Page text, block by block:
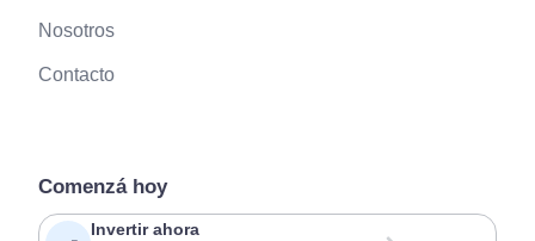
Nosotros
Contacto
Comenzá hoy
Invertir ahora